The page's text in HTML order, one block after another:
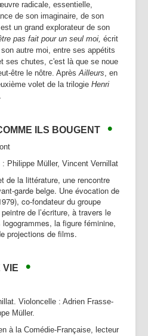
radicale, essentielle,
de son imaginaire, de son
un grand explorateur de son
pas fait pour un seul moi, écrit
autre moi, entre ses appétits
ses chutes, c'est là que se noue
être le nôtre. AprèsAilleurs, en
volet de la trilogie Henri
ILS BOUGENT •
Philippe Müller, Vincent Vernillat
de la littérature, une rencontre
garde belge. Une évocation de
co-fondateur du groupe
de l’écriture, à travers le
la figure féminine,
projections de films.
VIE •
Violoncelle : Adrien Frasse-
Müller.
à la Comédie-Française, lecteur